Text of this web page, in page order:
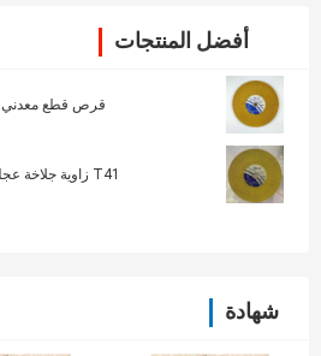
أفضل المنتجات
قرص قطع معدني 350 مم
T41 زاوية جلاخة عجلة القطع
شهادة